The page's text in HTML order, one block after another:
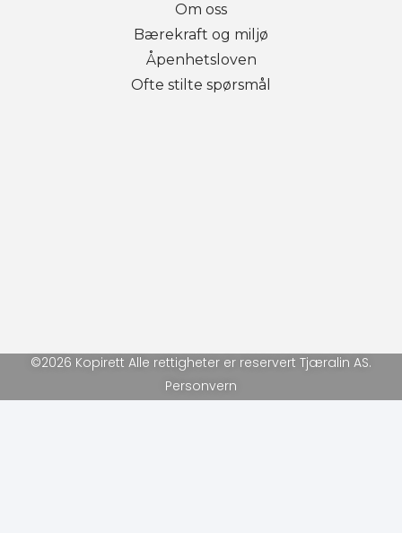
Om oss
Bærekraft og miljø
Åpenhetsloven
Ofte stilte spørsmål
©2026 Kopirett Alle rettigheter er reservert Tjæralin AS.
Personvern